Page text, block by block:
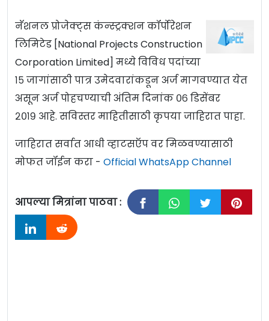
नॅशनल प्रोजेक्ट्स कंन्स्ट्रक्शन कॉर्पोरेशन
लिमिटेड [National Projects Construction
Corporation Limited] मध्ये विविध पदांच्या
१५ जागांसाठी पात्र उमेदवारांकडून अर्ज मागवण्यात येत
असून अर्ज पोहचण्याची अंतिम दिनांक ०६ डिसेंबर
२०१९ आहे. सविस्तर माहितीसाठी कृपया जाहिरात पाहा.
जाहिरात सर्वात आधी व्हाटसऍप वर मिळवण्यासाठी
मोफत जॉईन करा - Official WhatsApp Channel
आपल्या मित्रांना पाठवा :